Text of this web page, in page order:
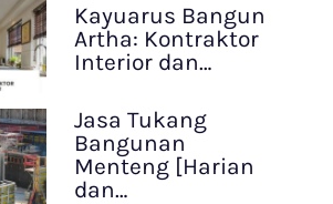
Kayuarus Bangun
Artha: Kontraktor
Interior dan…
Jasa Tukang
Bangunan
Menteng [Harian
dan…